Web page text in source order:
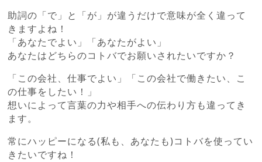
助詞の「で」と「が」が違うだけで意味が全く違って
きますよね！
「あなたでよい」「あなたがよい」
あなたはどちらのコトバでお願いされたいですか？
「この会社、仕事でよい」「この会社で働きたい、こ
の仕事をしたい！」
想いによって言葉の力や相手への伝わり方も違ってき
ます。
常にハッピーになる(私も、あなたも)コトバを使ってい
きたいですね！